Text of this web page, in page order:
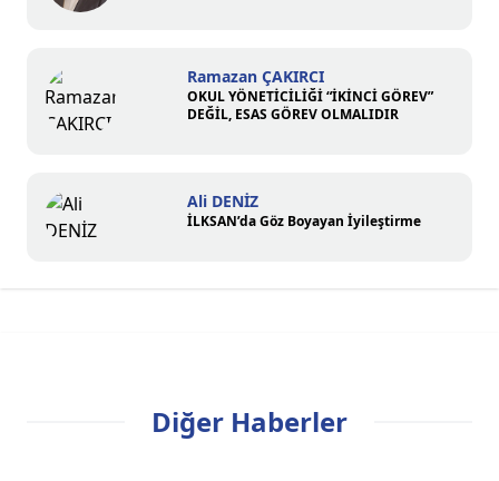
Ramazan ÇAKIRCI
OKUL YÖNETİCİLİĞİ “İKİNCİ GÖREV”
DEĞİL, ESAS GÖREV OLMALIDIR
Ali DENİZ
İLKSAN’da Göz Boyayan İyileştirme
Diğer Haberler